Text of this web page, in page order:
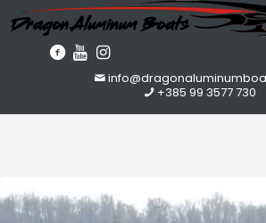
+385 99 3577 730